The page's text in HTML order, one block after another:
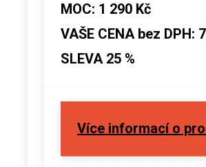
MOC: 1 290 Kč
VAŠE CENA bez DPH:
SLEVA 25 %
Více informací o